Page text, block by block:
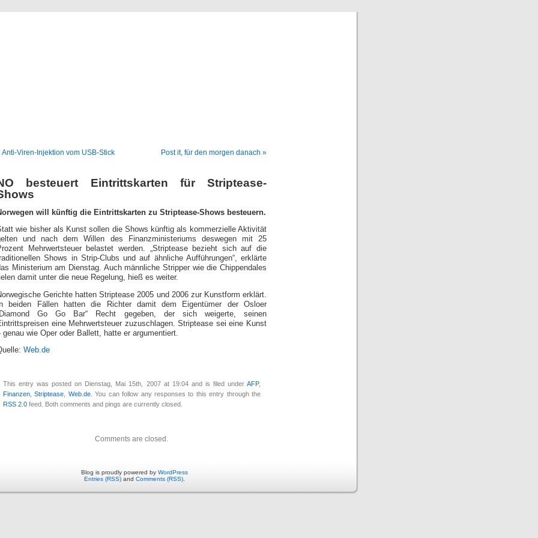
Anti-Viren-Injektion vom USB-Stick Post it, für den morgen danach »
besteuert Eintrittskarten für Striptease-
will künftig die Eintrittskarten zu Striptease-Shows besteuern.
wie bisher als Kunst sollen die Shows künftig als kommerzielle Aktivität
und nach dem Willen des Finanzministeriums deswegen mit 25
Mehrwertsteuer belastet werden. „Striptease bezieht sich auf die
Shows in Strip-Clubs und auf ähnliche Aufführungen“, erklärte
Ministerium am Dienstag. Auch männliche Stripper wie die Chippendales
damit unter die neue Regelung, hieß es weiter.
Gerichte hatten Striptease 2005 und 2006 zur Kunstform erklärt.
beiden Fällen hatten die Richter damit dem Eigentümer der Osloer
„Diamond Go Go Bar“ Recht gegeben, der sich weigerte, seinen
eine Mehrwertsteuer zuzuschlagen. Striptease sei eine Kunst
genau wie Oper oder Ballett, hatte er argumentiert.
Web.de
This entry was posted on Dienstag, Mai 15th, 2007 at 19:04 and is filed under AFP,
Finanzen ,Striptease Web.de. You can follow any responses to this entry through the
RSS 2.0 feed. Both comments and pings are currently closed.
Comments are closed.
Blog is proudly powered by WordPress
Entries (RSS) and Comments (RSS).